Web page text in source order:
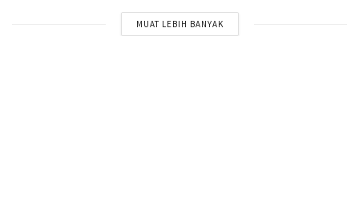
MUAT LEBIH BANYAK